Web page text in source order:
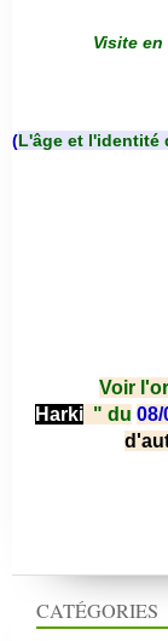
CATÉGORIES
Visite en
(L'âge et l'identité
Voir
Harki " du 08/